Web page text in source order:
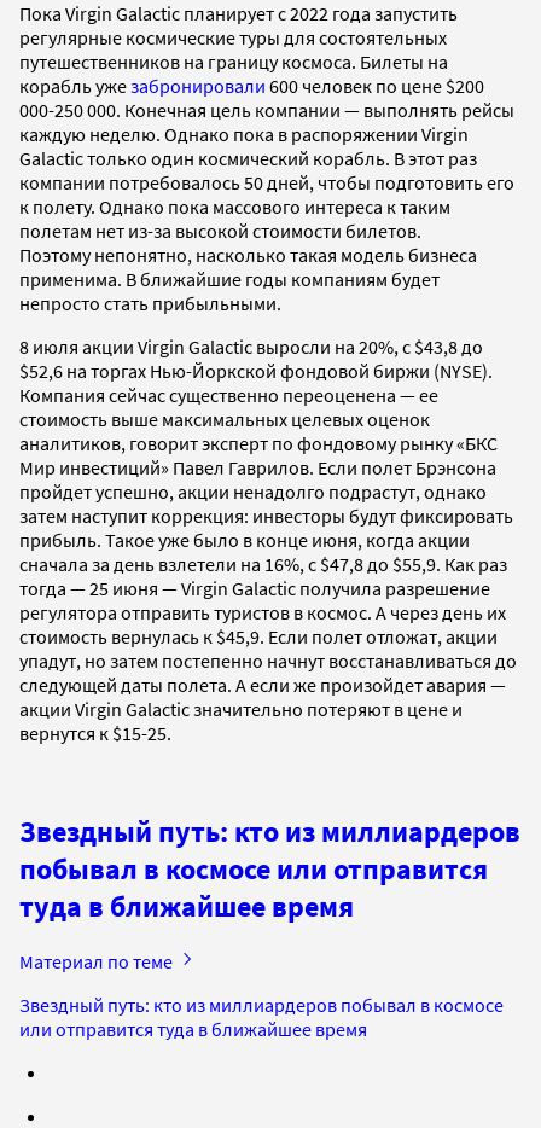
Пока Virgin Galactiс планирует с 2022 года запустить
регулярные космические туры для состоятельных
путешественников на границу космоса. Билеты на
корабль ужезабронировали 600 человек по цене $200
000-250 000. Конечная цель компании — выполнять рейсы
каждую неделю. Однако пока в распоряжении Virgin
Galactiс только один космический корабль. В этот раз
компании потребовалось 50 дней, чтобы подготовить его
к полету. Однако пока массового интереса к таким
полетам нет из-за высокой стоимости билетов.
Поэтому непонятно, насколько такая модель бизнеса
применима. В ближайшие годы компаниям будет
непросто стать прибыльными.
8 июля акции Virgin Galactiс выросли на 20%, с $43,8 до
$52,6 на торгах Нью-Йоркской фондовой биржи (NYSE).
Компания сейчас существенно переоценена — ее
стоимость выше максимальных целевых оценок
аналитиков, говорит эксперт по фондовому рынку «БКС
Мир инвестиций» Павел Гаврилов. Если полет Брэнсона
пройдет успешно, акции ненадолго подрастут, однако
затем наступит коррекция: инвесторы будут фиксировать
прибыль. Такое уже было в конце июня, когда акции
сначала за день взлетели на 16%, с $47,8 до $55,9. Как раз
тогда — 25 июня — Virgin Galactiс получила разрешение
регулятора отправить туристов в космос. А через день их
стоимость вернулась к $45,9. Если полет отложат, акции
упадут, но затем постепенно начнут восстанавливаться до
следующей даты полета. А если же произойдет авария —
акции Virgin Galactiс значительно потеряют в цене и
вернутся к $15-25.
Звездный путь: кто из миллиардеров
побывал в космосе или отправится
туда в ближайшее время
Материал по теме
Звездный путь: кто из миллиардеров побывал в космосе
или отправится туда в ближайшее время